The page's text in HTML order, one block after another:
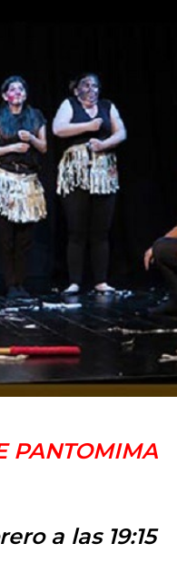
III (GC)
PANTOMIMA
a las 19:15